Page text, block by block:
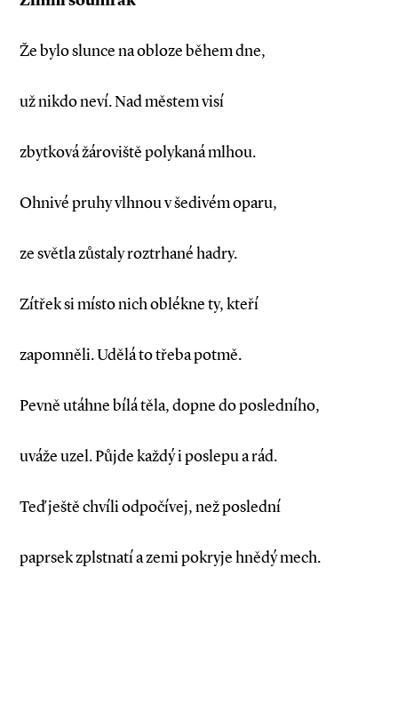
Že bylo slunce na obloze během dne,
už nikdo neví. Nad městem visí
zbytková žároviště polykaná mlhou.
Ohnivé pruhy vlhnou v šedivém oparu,
ze světla zůstaly roztrhané hadry.
Zítřek si místo nich oblékne ty, kteří
zapomněli. Udělá to třeba potmě.
Pevně utáhne bílá těla, dopne do posledního,
uváže uzel. Půjde každý i poslepu a rád.
Teď ještě chvíli odpočívej, než poslední
paprsek zplstnatí a zemi pokryje hnědý mech.